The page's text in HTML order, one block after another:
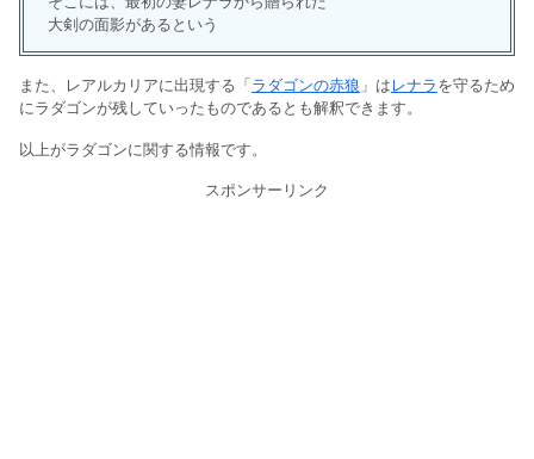
大剣の面影があるという
また、レアルカリアに出現する「 ラダゴンの赤狼 」は レナラ を守るため
にラダゴンが残していったものであるとも解釈できます。
以上がラダゴンに関する情報です。
スポンサーリンク